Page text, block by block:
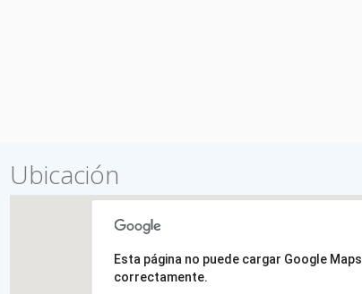
Ubicación
Esta página no puede cargar Google Maps
correctamente.